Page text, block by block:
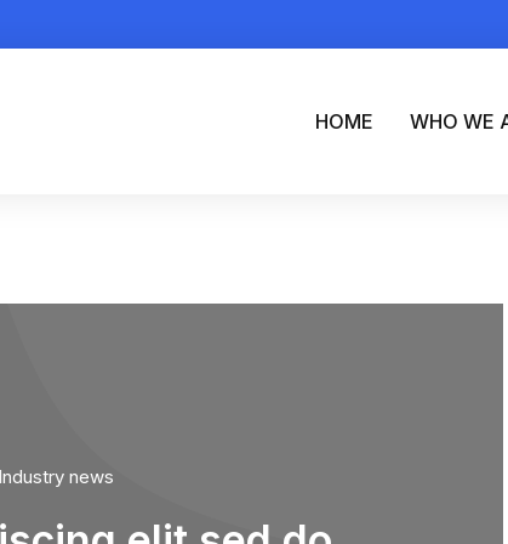
HOME WHO WE
Industry news